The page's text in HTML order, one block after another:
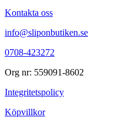
Kontakta oss
info@sliponbutiken.se
0708-423272
Org nr: 559091-8602
Integritetspolicy
Köpvillkor